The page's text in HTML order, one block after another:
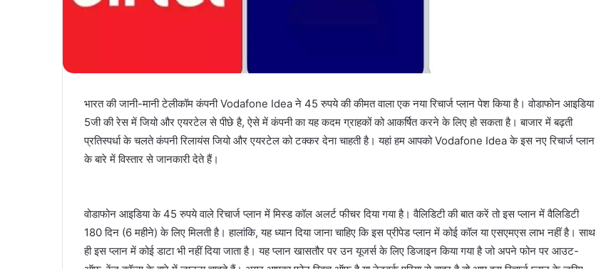
भारत की जानी-मानी टेलीकॉम कंपनी Vodafone Idea ने 45 रुपये की कीमत वाला एक नया रिचार्ज प्लान पेश किया है। वोडाफोन आइडिया
5जी की रेस में जियो और एयरटेल से पीछे है, ऐसे में कंपनी का यह कदम ग्राहकों को आकर्षित करने के लिए हो सकता है। बाजार में बढ़ती
प्रतिस्पर्धा के चलते कंपनी रिलायंस जियो और एयरटेल को टक्कर देना चाहती है। यहां हम आपको Vodafone Idea के इस नए रिचार्ज प्लान
के बारे में विस्तार से जानकारी देते हैं।
वोडाफोन आइडिया के 45 रुपये वाले रिचार्ज प्लान में मिस्ड कॉल अलर्ट फीचर दिया गया है। वैलिडिटी की बात करें तो इस प्लान में वैलिडिटी
180 दिन (6 महीने) के लिए मिलती है। हालांकि, यह ध्यान दिया जाना चाहिए कि इस प्रीपेड प्लान में कोई कॉल या एसएमएस लाभ नहीं है। साथ
ही इस प्लान में कोई डाटा भी नहीं दिया जाता है। यह प्लान खासतौर पर उन यूजर्स के लिए डिजाइन किया गया है जो अपने फोन पर आउट-